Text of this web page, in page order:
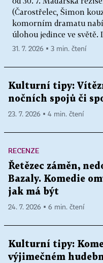
(Čarostřelec, Šimon
komorním dramatu
úlohou jedince ve světě.
31. 7. 2026 ▪ 3 min. čtení
Kulturní tipy:
nočních spojů či
23. 7. 2026 ▪ 4 min. čtení
RECENZE
Řetězec záměn,
Bazaly. Komedie
jak má být
24. 7. 2026 ▪ 6 min. čtení
Kulturní tipy:
výjimečném